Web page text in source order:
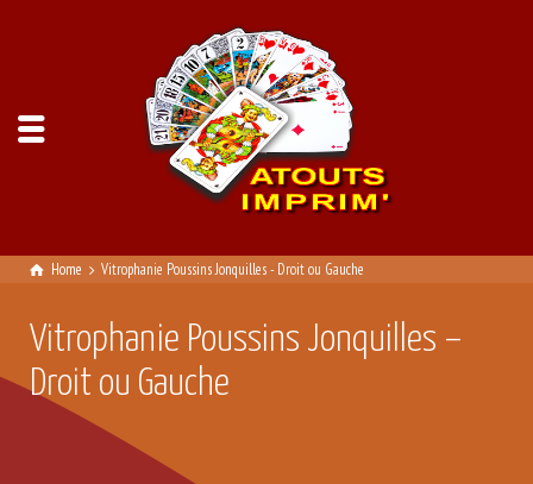
Home Vitrophanie Poussins Jonquilles - Droit ou Gauche
Vitrophanie Poussins Jonquilles –
Droit ou Gauche